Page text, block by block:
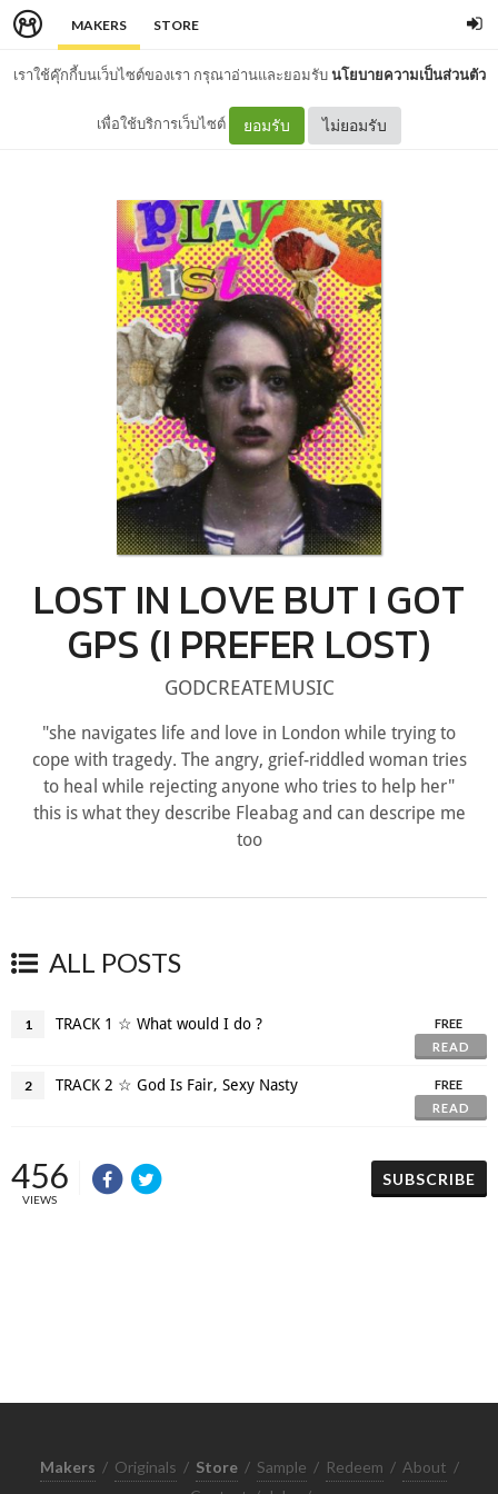
MAKERS STORE
เราใช้คุ๊กกี้บนเว็บไซต์ของเรา กรุณาอ่านและยอมรับนโยบายความเป็นส่วนตัว
เพื่อใช้บริการเว็บไซต์ ยอมรับ ไม่ยอมรับ
LOST IN LOVE BUT I GOT
GPS (I PREFER LOST)
GODCREATEMUSIC
"she navigates life and love in London while trying to
cope with tragedy. The angry, grief-riddled woman tries
to heal while rejecting anyone who tries to help her"
this is what they describe Fleabag and can descripe me
too
ALL POSTS
1 TRACK 1 ☆ What would I do ?
FREE
READ
2 TRACK 2 ☆ God Is Fair, Sexy Nasty
FREE
READ
456
VIEWS
SUBSCRIBE
Makers / Originals / Store / Sample / Redeem / About /